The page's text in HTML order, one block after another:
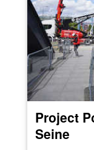
Project
Seine